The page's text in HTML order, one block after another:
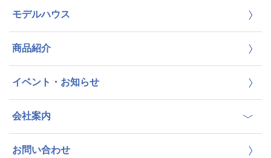
モデルハウス
商品紹介
イベント・お知らせ
会社案内
お問い合わせ